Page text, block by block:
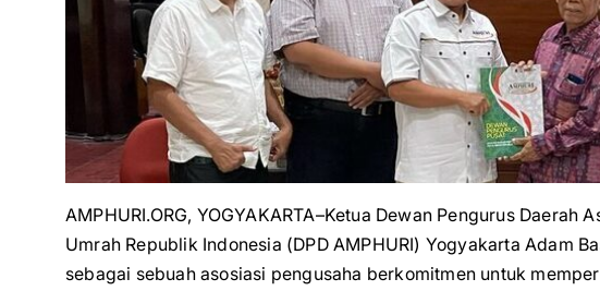
AMPHURI.ORG, YOGYAKARTA–Ketua Dewan Pengurus Daerah
Umrah Republik Indonesia (DPD AMPHURI) Yogyakarta Adam
sebagai sebuah asosiasi pengusaha berkomitmen untuk